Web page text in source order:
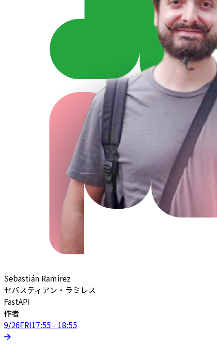
Sebastián Ramírez
セバスティアン・ラミレス
FastAPI
作者
9/26FRI17:55 - 18:55